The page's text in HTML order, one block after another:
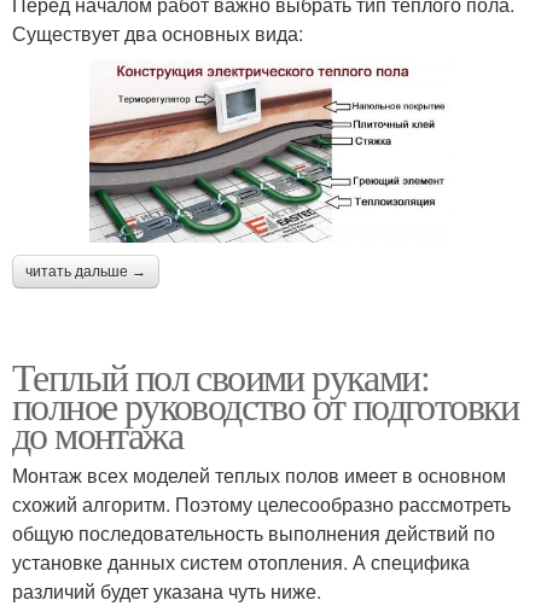
Существует два основных вида:
читать дальше →
Теплый пол своими руками:
полное руководство от подготовки
до монтажа
Монтаж всех моделей теплых полов имеет в основном
схожий алгоритм. Поэтому целесообразно рассмотреть
общую последовательность выполнения действий по
установке данных систем отопления. А специфика
различий будет указана чуть ниже.